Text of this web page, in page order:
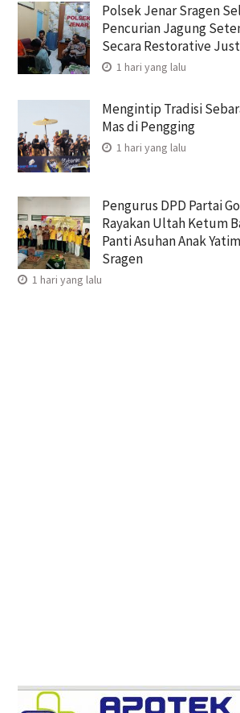
Polsek Jenar Sragen
Pencurian Jagung
Secara Restorative
1 hari yang lalu
Mengintip Tradisi
Mas di Pengging
1 hari yang lalu
Pengurus DPD Partai
Rayakan Ultah Ketum
Panti Asuhan Anak
Sragen
1 hari yang lalu